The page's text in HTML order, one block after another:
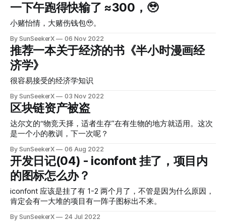
一下午跑得快输了 ≈300，🥹
小赌怡情，大赌伤钱包🥹。
By SunSeekerX 06 Nov 2022
推荐一本关于经济的书《半小时漫画经
济学》
很容易接受的经济学知识
By SunSeekerX 03 Nov 2022
区块链资产被盗
达尔文的“物竞天择，适者生存”在有生物的地方就适用。这次
是一个小的教训，下一次呢？
By SunSeekerX 06 Aug 2022
开发日记(04) - iconfont 挂了，项目内
的图标怎么办？
iconfont 应该是挂了有 1-2 两个月了，不管是因为什么原因，
肯定会有一大堆的项目有一阵子图标出不来。
By SunSeekerX 24 Jul 2022